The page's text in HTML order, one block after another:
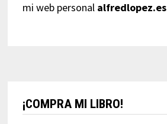
mi web personal alfredlopez.es
¡COMPRA MI LIBRO!